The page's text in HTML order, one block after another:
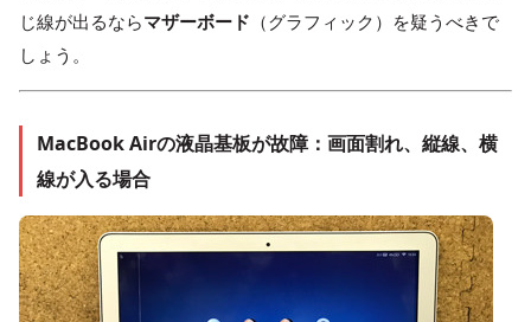
じ線が出るならマザーボード （グラフィック）を疑うべきで
しょう。
MacBook Airの液晶基板が故障：画面割れ、縦線、横
線が入る場合